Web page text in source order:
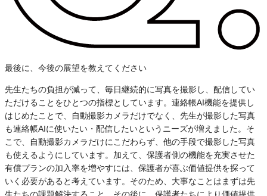
最後に、今後の展望を教えてください
先生たちの負担が減って、毎日継続的に写真を撮影し、配信してい
ただけることをひとつの指標としています。連絡帳AI機能を提供し
はじめたことで、自動撮影カメラだけでなく、先生が撮影した写真
も連絡帳AIに使いたい・配信したいというニーズが増えました。そ
こで、自動撮影カメラだけにこだわらず、他の手段で撮影した写真
も使えるようにしています。加えて、保護者側の機能を充実させた
有償プランの加入率を増やすには、保護者が喜ぶ価値提供を探って
いく必要があると考えています。そのため、大事なことはまずは先